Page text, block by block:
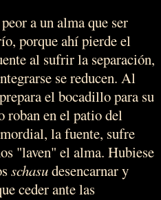
a un alma que ser
porque ahí pierde el
al sufrir la separación,
se reducen. Al
el bocadillo para su
roban en el patio del
la fuente, sufre
"laven" el alma. Hubiese
schasudesencarnar y
ceder ante las